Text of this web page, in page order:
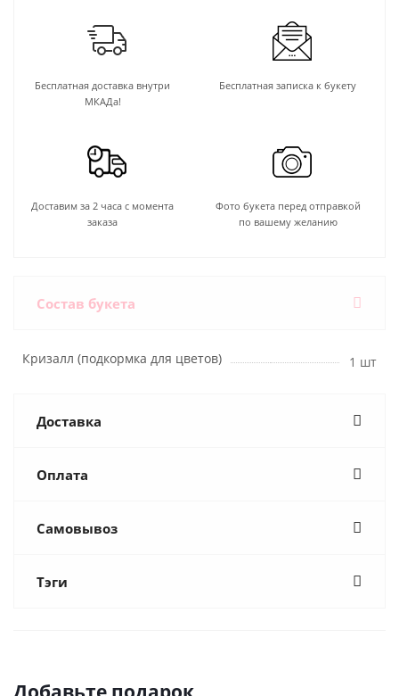
Бесплатная доставка внутри
МКАДа!
Бесплатная записка к букету
Доставим за 2 часа с момента
заказа
Фото букета перед отправкой
по вашему желанию
Состав букета
Кризалл (подкормка для цветов) 1 шт
Доставка
Оплата
Самовывоз
Тэги